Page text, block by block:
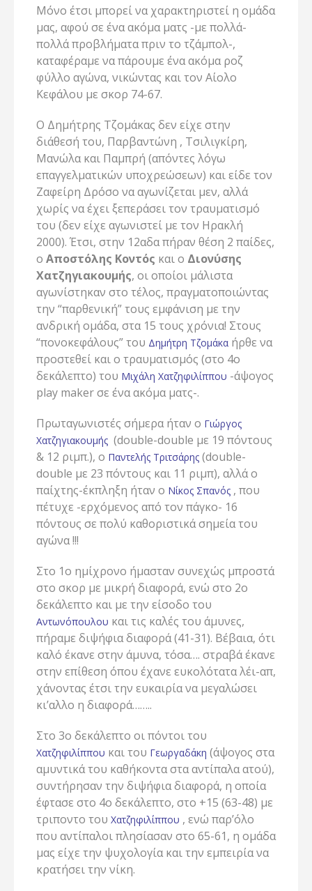
Μόνο έτσι μπορεί να χαρακτηριστεί η ομάδα
μας, αφού σε ένα ακόμα ματς -με πολλά-
πολλά προβλήματα πριν το τζάμπολ-,
καταφέραμε να πάρουμε ένα ακόμα ροζ
φύλλο αγώνα, νικώντας και τον Αίολο
Κεφάλου με σκορ 74-67.
Ο Δημήτρης Τζομάκας δεν είχε στην
διάθεσή του, Παρβαντώνη , Τσιλιγκίρη,
Μανώλα και Παμπρή (απόντες λόγω
επαγγελματικών υποχρεώσεων) και είδε τον
Ζαφείρη Δρόσο να αγωνίζεται μεν, αλλά
χωρίς να έχει ξεπεράσει τον τραυματισμό
του (δεν είχε αγωνιστεί με τον Ηρακλή
2000). Έτσι, στην 12αδα πήραν θέση 2 παίδες,
ο Αποστόλης Κοντός και ο Διονύσης
Χατζηγιακουμής, οι οποίοι μάλιστα
αγωνίστηκαν στο τέλος, πραγματοποιώντας
την “παρθενική” τους εμφάνιση με την
ανδρική ομάδα, στα 15 τους χρόνια! Στους
“πονοκεφάλους” του Δημήτρη Τζομάκα ήρθε να
προστεθεί και ο τραυματισμός (στο 4ο
δεκάλεπτο) του Μιχάλη Χατζηφιλίππου -άψογος
play maker σε ένα ακόμα ματς-.
Πρωταγωνιστές σήμερα ήταν ο Γιώργος
Χατζηγιακουμής (double-double με 19 πόντους
& 12 ριμπ.), ο Παντελής Τριτσάρης (double-
double με 23 πόντους και 11 ριμπ), αλλά ο
παίχτης-έκπληξη ήταν ο Νίκος Σπανός , που
πέτυχε -ερχόμενος από τον πάγκο- 16
πόντους σε πολύ καθοριστικά σημεία του
αγώνα !!!
Στο 1ο ημίχρονο ήμασταν συνεχώς μπροστά
στο σκορ με μικρή διαφορά, ενώ στο 2ο
δεκάλεπτο και με την είσοδο του
Αντωνόπουλου και τις καλές του άμυνες,
πήραμε διψήφια διαφορά (41-31). Βέβαια, ότι
καλό έκανε στην άμυνα, τόσα…. στραβά έκανε
στην επίθεση όπου έχανε ευκολότατα λέι-απ,
χάνοντας έτσι την ευκαιρία να μεγαλώσει
κι’αλλο η διαφορά……..
Στο 3ο δεκάλεπτο οι πόντοι του
Χατζηφιλίππου και του Γεωργαδάκη (άψογος στα
αμυντικά του καθήκοντα στα αντίπαλα ατού),
συντήρησαν την διψήφια διαφορά, η οποία
έφτασε στο 4ο δεκάλεπτο, στο +15 (63-48) με
τριποντο του Χατζηφιλίππου , ενώ παρ’όλο
που αντίπαλοι πλησίασαν στο 65-61, η ομάδα
μας είχε την ψυχολογία και την εμπειρία να
κρατήσει την νίκη.